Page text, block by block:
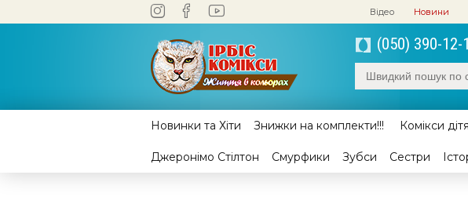
Відео Новини
(050) 390-12-
Новинки та Хіти Знижки на комплекти!!! Комікси
Джеронімо Стілтон Смурфики Зубси Сестри